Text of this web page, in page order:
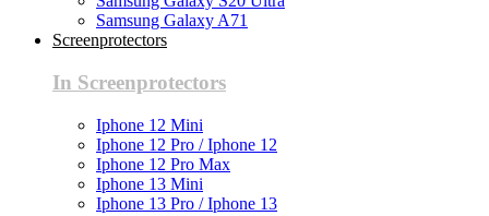
Samsung Galaxy A71
Screenprotectors
In Screenprotectors
Iphone 12 Mini
Iphone 12 Pro / Iphone 12
Iphone 12 Pro Max
Iphone 13 Mini
Iphone 13 Pro / Iphone 13